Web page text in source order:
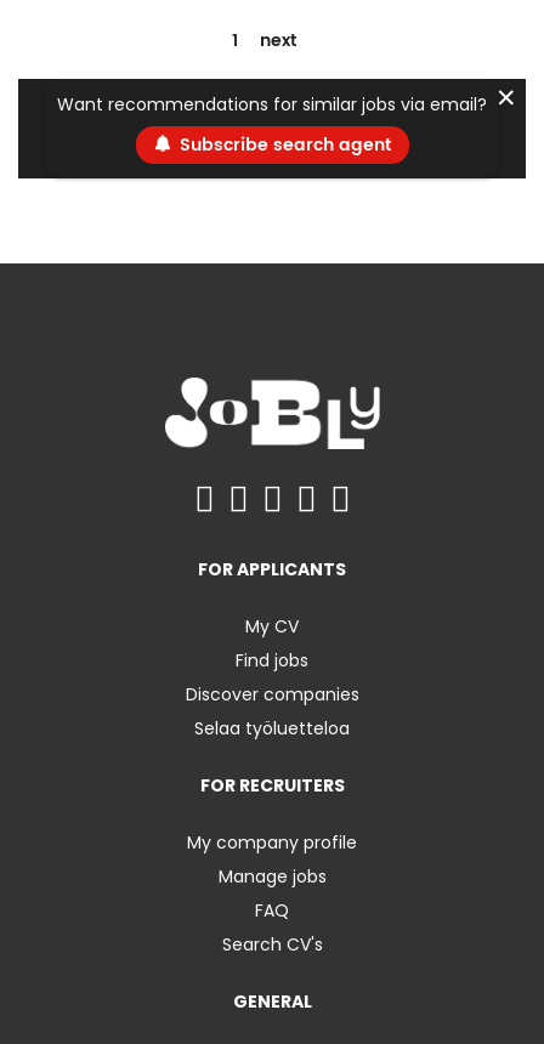
1 next
Want recommendations for similar jobs via email?
Subscribe search agent
✕
FOR APPLICANTS
My CV
Find jobs
Discover companies
Selaa työluetteloa
FOR RECRUITERS
My company profile
Manage jobs
FAQ
Search CV's
GENERAL